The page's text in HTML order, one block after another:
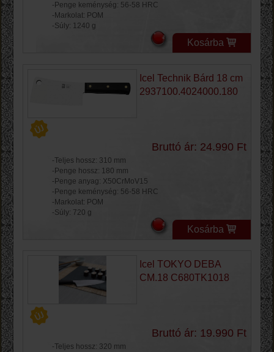
-Penge keménység: 56-58 HRC
-Markolat: POM
-Súly: 1240 g
Kosárba
Icel Technik Bárd 18 cm
2937100.4024000.180
Bruttó ár: 24.990 Ft
-Teljes hossz: 310 mm
-Penge hossz: 180 mm
-Penge anyag: X50CrMoV15
-Penge keménység: 56-58 HRC
-Markolat: POM
-Súly: 720 g
Kosárba
Icel TOKYO DEBA
CM.18 C680TK1018
Bruttó ár: 19.990 Ft
-Teljes hossz: 320 mm